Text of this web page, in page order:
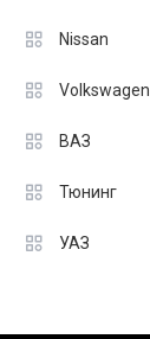
Nissan
Volkswagen
ВАЗ
Тюнинг
УАЗ